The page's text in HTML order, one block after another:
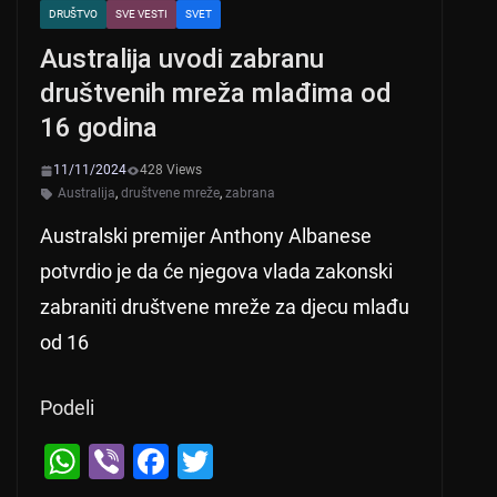
DRUŠTVO SVE VESTI SVET
Australija uvodi zabranu
društvenih mreža mlađima od
16 godina
11/11/2024
428 Views
Australija, društvene mreže, zabrana
Australski premijer Anthony Albanese
potvrdio je da će njegova vlada zakonski
zabraniti društvene mreže za djecu mlađu
od 16
Podeli
W Vi F